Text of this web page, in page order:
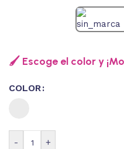
🖌️ Escoge el color y
COLOR
- +